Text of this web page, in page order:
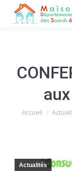
Vous êtes ici :
Accueil
Actualités